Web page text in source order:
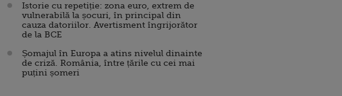
Istorie cu repetiție: zona euro, extrem de
vulnerabilă la șocuri, în principal din
cauza datoriilor. Avertisment îngrijorător
de la BCE
Șomajul în Europa a atins nivelul dinainte
de criză. România, între țările cu cei mai
puțini șomeri